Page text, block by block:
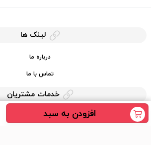
افزودن به سبد
لینک ها
درباره ما
تماس با ما
خدمات مشتریان
حریم خصوصی